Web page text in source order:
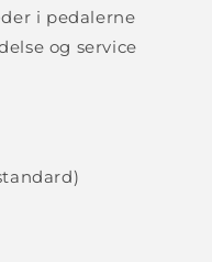
i pedalerne
og service